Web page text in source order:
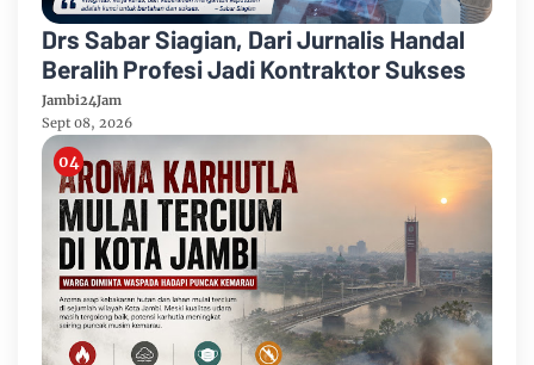
Drs Sabar Siagian, Dari Jurnalis Handal
Beralih Profesi Jadi Kontraktor Sukses
Jambi24Jam
Sept 08, 2026